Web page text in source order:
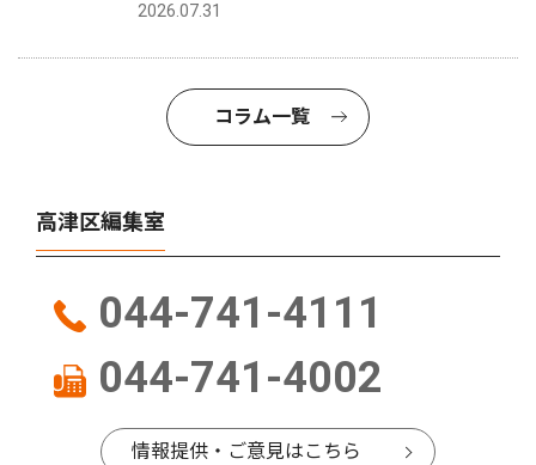
2026.07.31
コラム一覧
高津区編集室
044-741-4111
044-741-4002
情報提供・ご意見はこちら